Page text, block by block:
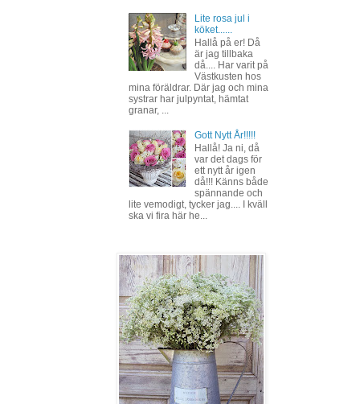
Lite rosa jul i
köket......
Hallå på er! Då
är jag tillbaka
då.... Har varit på
Västkusten hos
mina föräldrar. Där jag och mina
systrar har julpyntat, hämtat
granar, ...
Gott Nytt År!!!!!
Hallå! Ja ni, då
var det dags för
ett nytt år igen
då!!! Känns både
spännande och
lite vemodigt, tycker jag.... I kväll
ska vi fira här he...